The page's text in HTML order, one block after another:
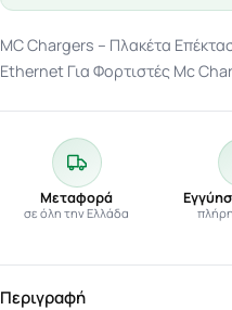
MC Chargers – Πλακέτα
Ethernet Για Φορτιστές Mc
Μεταφορά
σε όλη την Ελλάδα
Περιγραφή